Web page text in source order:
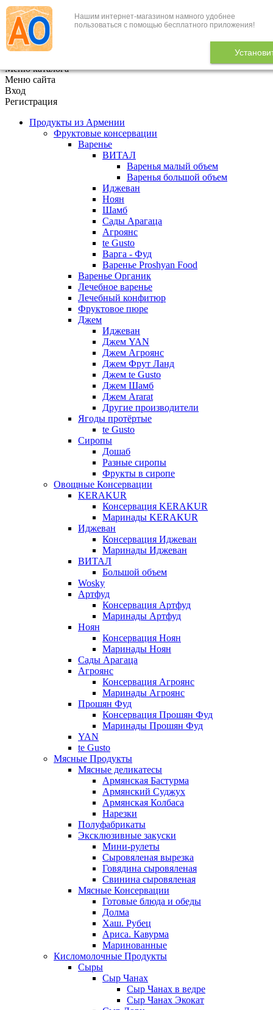
Нашим интернет-магазином намного удобнее
пользоваться с помощью бесплатного приложения!
+7 (495) 646-888-1
В корзине 0
Меню каталога
Меню сайта
Вход
Регистрация
Продукты из Армении
Фруктовые консервации
Варенье
ВИТАЛ
Варенья малый объем
Варенья большой объем
Иджеван
Ноян
Шамб
Сады Арагаца
Агроянс
te Gusto
Варга - Фуд
Варенье Proshyan Food
Варенье Органик
Лечебное варенье
Лечебный конфитюр
Фруктовое пюре
Джем
Иджеван
Джем YAN
Джем Агроянс
Джем Фрут Ланд
Джем te Gusto
Джем Шамб
Джем Ararat
Другие производители
Ягоды протёртые
te Gusto
Сиропы
Дошаб
Разные сиропы
Фрукты в сиропе
Овощные Консервации
KERAKUR
Консервация KERAKUR
Маринады KERAKUR
Иджеван
Консервация Иджеван
Маринады Иджеван
ВИТАЛ
Большой объем
Wosky
Артфуд
Консервация Артфуд
Маринады Артфуд
Ноян
Консервация Ноян
Маринады Ноян
Сады Арагаца
Агроянс
Консервация Агроянс
Маринады Агроянс
Прошян Фуд
Консервация Прошян Фуд
Маринады Прошян Фуд
YAN
te Gusto
Мясные Продукты
Мясные деликатесы
Армянская Бастурма
Армянский Суджух
Армянская Колбаса
Нарезки
Полуфабрикаты
Эксклюзивные закуски
Мини-рулеты
Сыровяленая вырезка
Говядина сыровяленая
Свинина сыровяленая
Мясные Консервации
Готовые блюда и обеды
Долма
Хаш. Рубец
Ариса. Кавурма
Маринованные
Кисломолочные Продукты
Сыры
Сыр Чанах
Сыр Чанах в ведре
Сыр Чанах Экокат